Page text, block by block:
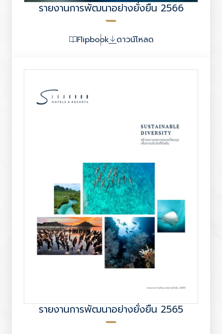
รายงานการพัฒนาอย่างยั่งยืน 2566
Flipbook ดาวน์โหลด
รายงานการพัฒนาอย่างยั่งยืน 2565